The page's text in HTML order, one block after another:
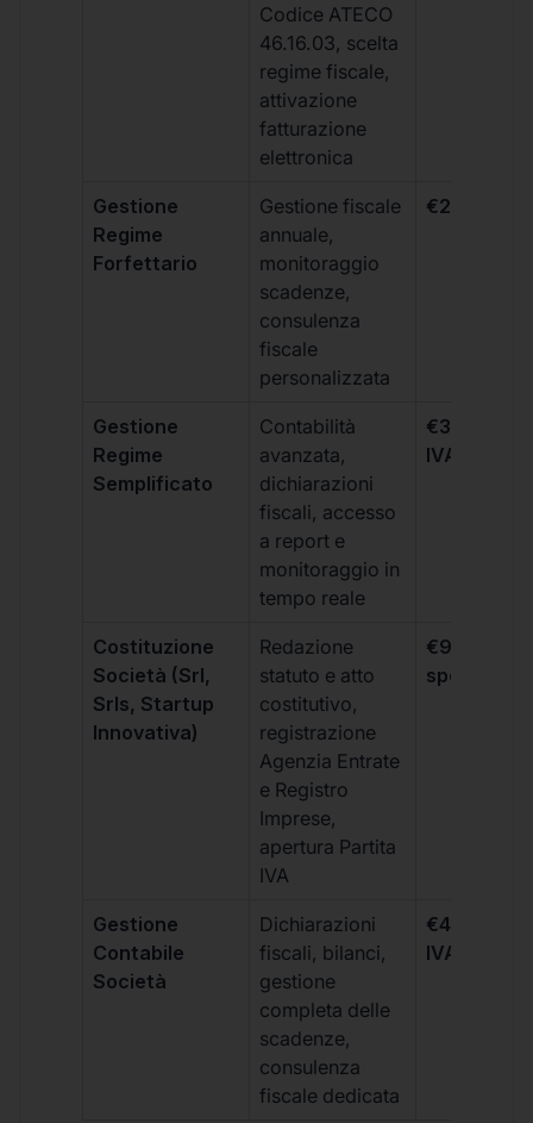
Codice ATECO
46.16.03, scelta
regime fiscale,
attivazione
fatturazione
elettronica
Gestione
Regime
Forfettario
Gestione fiscale
annuale,
monitoraggio
scadenze,
consulenza
fiscale
personalizzata
€264 +
Gestione
Regime
Semplificato
Contabilità
avanzata,
dichiarazioni
fiscali, accesso
a report e
monitoraggio in
tempo reale
€333 +
IVA/
Costituzione
Società (Srl,
Srls, Startup
Innovativa)
Redazione
statuto e atto
costitutivo,
registrazione
Agenzia Entrate
e Registro
Imprese,
apertura Partita
IVA
€99 + IVA
spese
Gestione
Contabile
Società
Dichiarazioni
fiscali, bilanci,
gestione
completa delle
scadenze,
consulenza
fiscale dedicata
€499 +
IVA/